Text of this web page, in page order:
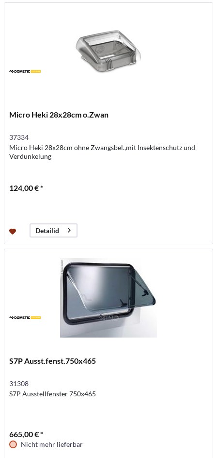
Micro Heki 28x28cm o.Zwan
37334
Micro Heki 28x28cm ohne Zwangsbel.,mit Insektenschutz und
Verdunkelung
124,00 € *
Detailid
S7P Ausst.fenst.750x465
31308
S7P Ausstellfenster 750x465
665,00 € *
Nicht mehr lieferbar